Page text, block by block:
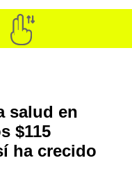
salud en
$115
ha crecido